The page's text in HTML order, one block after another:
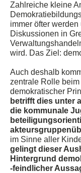
Zahlreiche kleine
immer öfter
Diskussionen in
wird. Das Ziel:
Auch deshalb
zentrale Rolle
demokratischer
betrifft dies unter
die kommunale
im Sinne aller
gelingt dieser
Hintergrund
‑feindlicher